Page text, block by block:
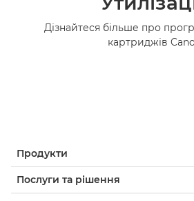
Дізнайтеся більше про
картриджів
Продукти
Послуги та рішення